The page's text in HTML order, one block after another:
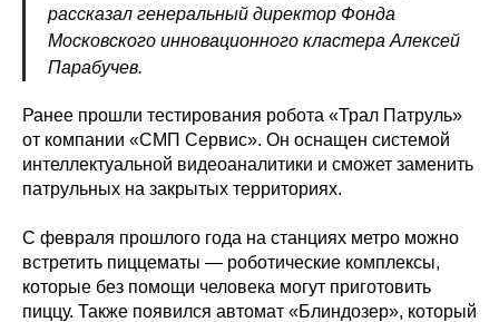
рассказал генеральный директор Фонда
Московского инновационного кластера Алексей
Парабучев.
Ранее прошли тестирования робота «Трал Патруль»
от компании «СМП Сервис». Он оснащен системой
интеллектуальной видеоаналитики и сможет заменить
патрульных на закрытых территориях.
С февраля прошлого года на станциях метро можно
встретить пиццематы — роботические комплексы,
которые без помощи человека могут приготовить
пиццу. Также появился автомат «Блиндозер», который